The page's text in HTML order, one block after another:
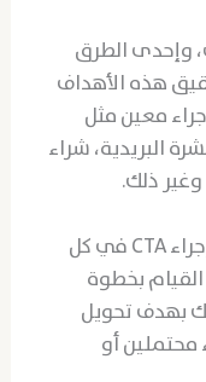
وإحدى الطرق
هذه الأهداف
معين مثل
البريدية، شراء
ذلك.
لذا يجب أن تراعي وجود دعوة لاتخاذ إجراء CTA في كل
بخطوة
بهدف تحويل
محتملين أو